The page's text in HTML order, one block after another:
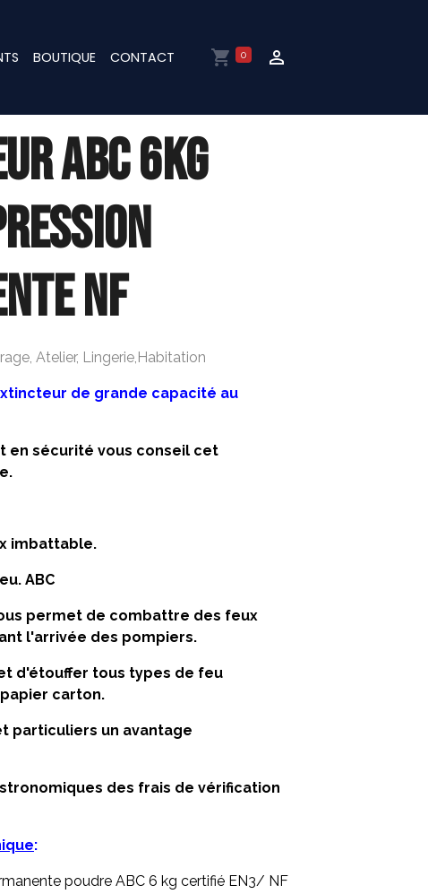
BOUTIQUE CONTACT 0
ABC 6KG
NF
Atelier, Lingerie,Habitation
de grande capacité au
en sécurité vous conseil cet
imbattable.
ABC
permet de combattre des feux
l'arrivée des pompiers.
d'étouffer tous types de feu
carton.
particuliers un avantage
des frais de vérification
:
poudre ABC 6 kg certifié EN3/ NF